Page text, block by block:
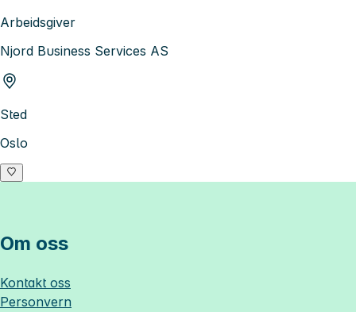
Arbeidsgiver
Njord Business Services AS
Sted
Oslo
Om oss
Kontakt oss
Personvern